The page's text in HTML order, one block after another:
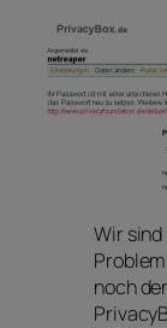
Wir
noch